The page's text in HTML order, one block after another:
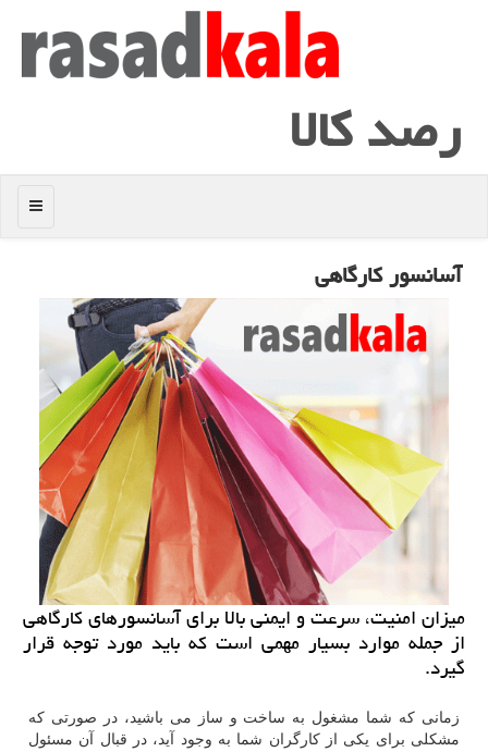
رصد كالا
منو
آسانسور كارگاهی
میزان امنیت، سرعت و ایمنی بالا برای آسانسورهای كارگاهی
از جمله موارد بسیار مهمی است كه باید مورد توجه قرار
گیرد.
زمانی که شما مشغول به ساخت و ساز می باشید، در صورتی که
مشکلی برای یکی از کارگران شما به وجود آید، در قبال آن مسئول